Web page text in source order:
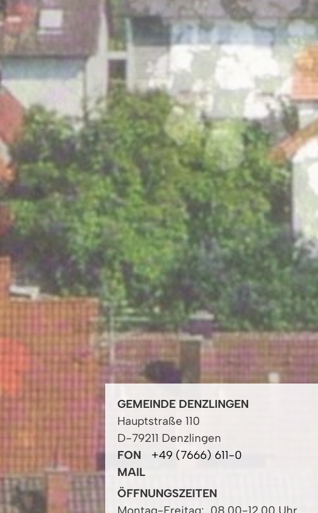
GEMEINDE DENZLINGEN
Hauptstraße 110
D-79211 Denzlingen
FON
+49 (7666) 611-0
MAIL
ÖFFNUNGSZEITEN
Montag-Freitag: 08.00-12.00 Uhr